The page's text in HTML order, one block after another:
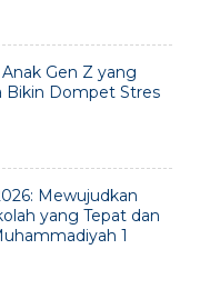
Gen Z yang
Bikin Dompet Stres
Mewujudkan
yang Tepat dan
1